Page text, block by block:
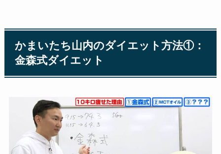
かまいたち山内のダイエット方法①：
金森式ダイエット